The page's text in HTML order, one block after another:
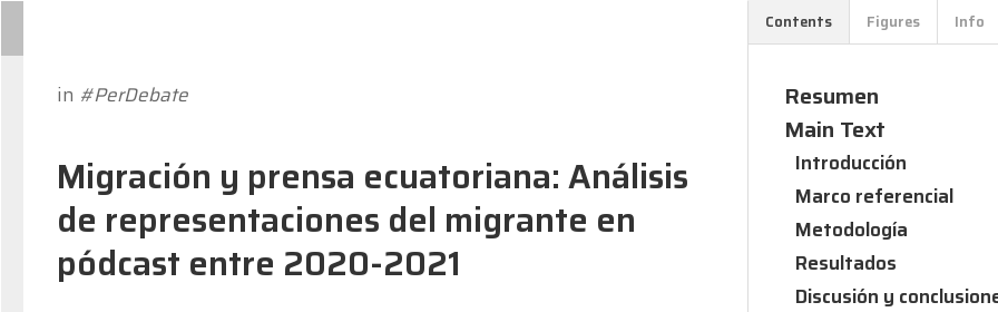
in #PerDebate
Migración y prensa ecuatoriana: Análisis
de representaciones del migrante en
pódcast entre 2020-2021
Resumen
Main Text
Introducción
Marco referencial
Metodología
Resultados
Discusión y
Contents Figures Info